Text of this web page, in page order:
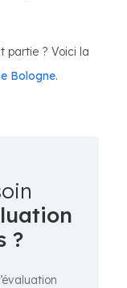
partie ? Voici la
Bologne.
?